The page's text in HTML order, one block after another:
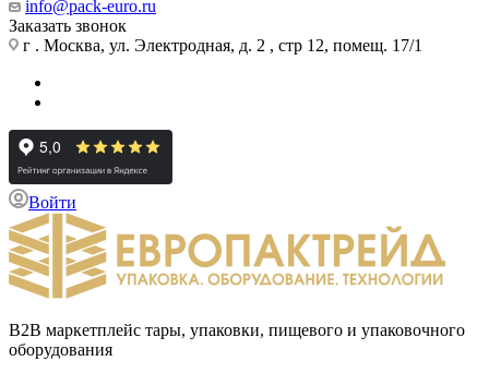
info@pack-euro.ru
Заказать звонок
г . Москва, ул. Электродная, д. 2 , стр 12, помещ. 17/1
Войти
B2B маркетплейс тары, упаковки, пищевого и упаковочного
оборудования